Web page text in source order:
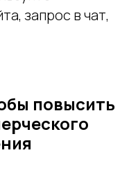
запрос в чат,
повысить